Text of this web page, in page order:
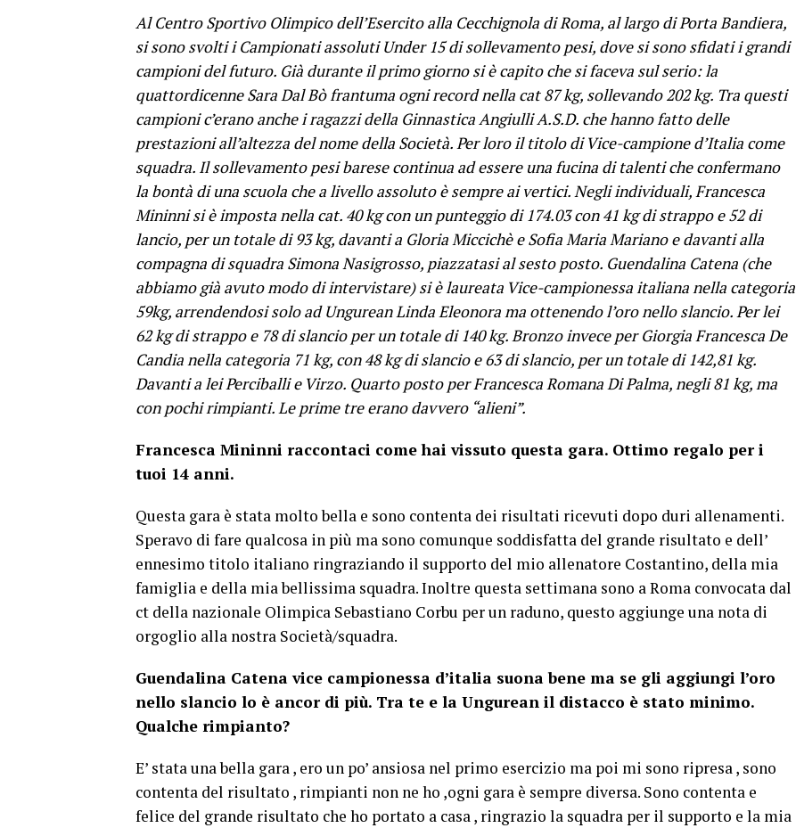
Al Centro Sportivo Olimpico dell’Esercito alla Cecchignola di Roma, al largo di Porta Bandiera,
si sono svolti i Campionati assoluti Under 15 di sollevamento pesi, dove si sono sfidati i grandi
campioni del futuro. Già durante il primo giorno si è capito che si faceva sul serio: la
quattordicenne Sara Dal Bò frantuma ogni record nella cat 87 kg, sollevando 202 kg. Tra questi
campioni c’erano anche i ragazzi della Ginnastica Angiulli A.S.D. che hanno fatto delle
prestazioni all’altezza del nome della Società. Per loro il titolo di Vice-campione d’Italia come
squadra. Il sollevamento pesi barese continua ad essere una fucina di talenti che confermano
la bontà di una scuola che a livello assoluto è sempre ai vertici. Negli individuali, Francesca
Mininni si è imposta nella cat. 40 kg con un punteggio di 174.03 con 41 kg di strappo e 52 di
lancio, per un totale di 93 kg, davanti a Gloria Miccichè e Sofia Maria Mariano e davanti alla
compagna di squadra Simona Nasigrosso, piazzatasi al sesto posto. Guendalina Catena (che
abbiamo già avuto modo di intervistare) si è laureata Vice-campionessa italiana nella categoria
59kg, arrendendosi solo ad Ungurean Linda Eleonora ma ottenendo l’oro nello slancio. Per lei
62 kg di strappo e 78 di slancio per un totale di 140 kg. Bronzo invece per Giorgia Francesca De
Candia nella categoria 71 kg, con 48 kg di slancio e 63 di slancio, per un totale di 142,81 kg.
Davanti a lei Perciballi e Virzo. Quarto posto per Francesca Romana Di Palma, negli 81 kg, ma
con pochi rimpianti. Le prime tre erano davvero “alieni”.
Francesca Mininni raccontaci come hai vissuto questa gara. Ottimo regalo per i
tuoi 14 anni.
Questa gara è stata molto bella e sono contenta dei risultati ricevuti dopo duri allenamenti.
Speravo di fare qualcosa in più ma sono comunque soddisfatta del grande risultato e dell’
ennesimo titolo italiano ringraziando il supporto del mio allenatore Costantino, della mia
famiglia e della mia bellissima squadra. Inoltre questa settimana sono a Roma convocata dal
ct della nazionale Olimpica Sebastiano Corbu per un raduno, questo aggiunge una nota di
orgoglio alla nostra Società/squadra.
Guendalina Catena vice campionessa d’italia suona bene ma se gli aggiungi l’oro
nello slancio lo è ancor di più. Tra te e la Ungurean il distacco è stato minimo.
Qualche rimpianto?
E’ stata una bella gara , ero un po’ ansiosa nel primo esercizio ma poi mi sono ripresa , sono
contenta del risultato , rimpianti non ne ho ,ogni gara è sempre diversa. Sono contenta e
felice del grande risultato che ho portato a casa , ringrazio la squadra per il supporto e la mia